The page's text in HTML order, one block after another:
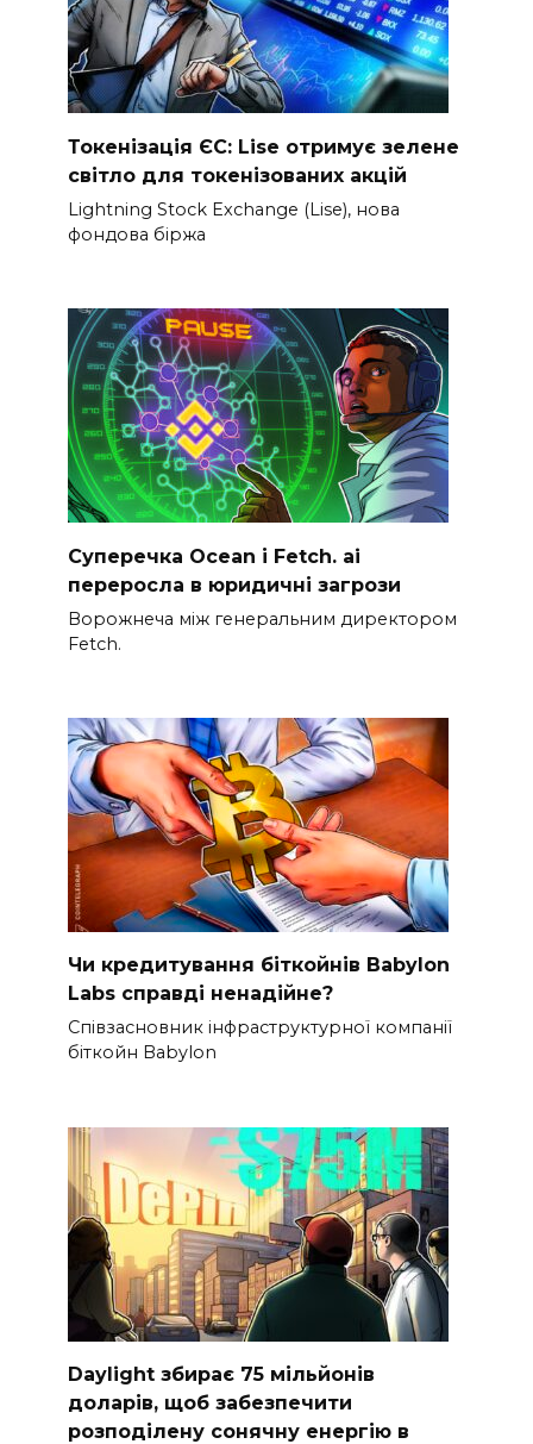
Токенізація ЄС: Lise отримує зелене
світло для токенізованих акцій
Lightning Stock Exchange (Lise), нова
фондова біржа
Суперечка Ocean і Fetch. ai
переросла в юридичні загрози
Ворожнеча між генеральним директором
Fetch.
Чи кредитування біткойнів Babylon
Labs справді ненадійне?
Співзасновник інфраструктурної компанії
біткойн Babylon
Daylight збирає 75 мільйонів
доларів, щоб забезпечити
розподілену сонячну енергію в